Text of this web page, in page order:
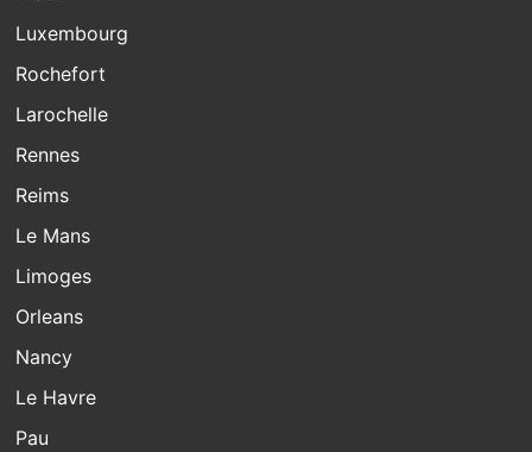
Luxembourg
Rochefort
Larochelle
Rennes
Reims
Le Mans
Limoges
Orleans
Nancy
Le Havre
Pau